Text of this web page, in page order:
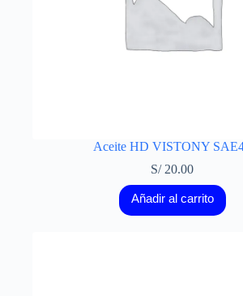
Aceite HD VISTONY
S/20.00
Añadir al carrito